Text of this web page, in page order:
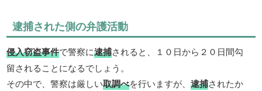
逮捕された側の弁護活動
侵入窃盗事件で警察に逮捕されると、１０日から２０日間勾
留されることになるでしょう。
その中で、警察は厳しい取調べを行いますが、逮捕されたか